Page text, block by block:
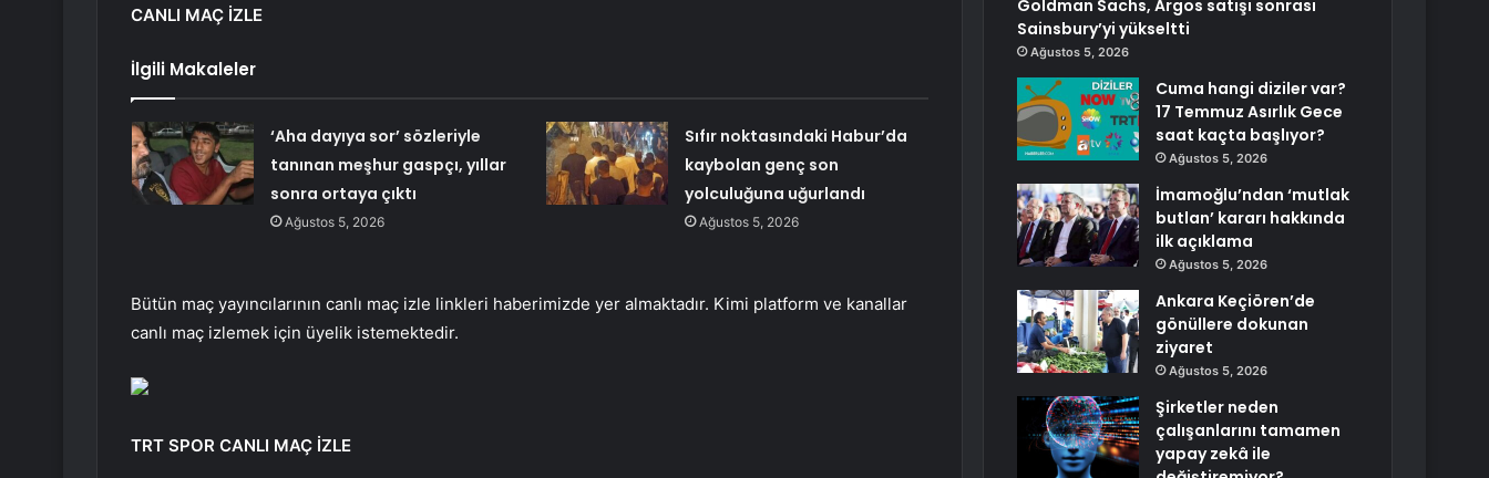
CANLI MAÇ İZLE
İlgili Makaleler
‘Aha dayıya sor’ sözleriyle
tanınan meşhur gaspçı, yıllar
sonra ortaya çıktı
Ağustos 5, 2026
Sıfır noktasındaki Habur’da
kaybolan genç son
yolculuğuna uğurlandı
Ağustos 5, 2026
Bütün maç yayıncılarının canlı maç izle linkleri haberimizde yer almaktadır. Kimi platform ve kanallar
canlı maç izlemek için üyelik istemektedir.
TRT SPOR CANLI MAÇ İZLE
Goldman Sachs, Argos satışı sonrası
Sainsbury’yi yükseltti
Ağustos 5, 2026
Cuma hangi diziler var?
17 Temmuz Asırlık Gece
saat kaçta başlıyor?
Ağustos 5, 2026
İmamoğlu’ndan ‘mutlak
butlan’ kararı hakkında
ilk açıklama
Ağustos 5, 2026
Ankara Keçiören’de
gönüllere dokunan
ziyaret
Ağustos 5, 2026
Şirketler neden
çalışanlarını tamamen
yapay zekâ ile